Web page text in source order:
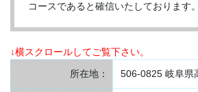
コースであると確信いたしております。
↓横スクロールしてご覧下さい。
所在地：
506-0825 岐阜県